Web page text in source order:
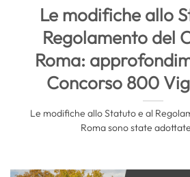
Le modifiche allo
Regolamento del
Roma:
Concorso 800
Le modifiche allo Statuto e al
Roma sono state